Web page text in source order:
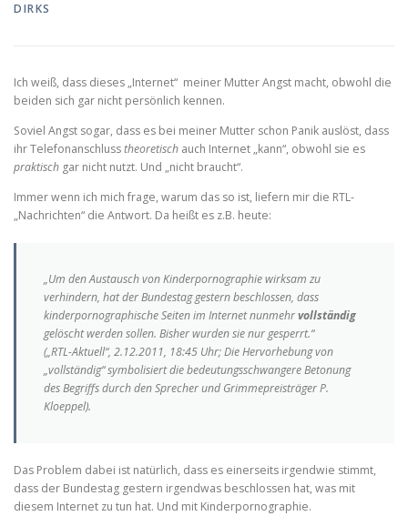
DIRKS
Ich weiß, dass dieses „Internet“ meiner Mutter Angst macht, obwohl die
beiden sich gar nicht persönlich kennen.
Soviel Angst sogar, dass es bei meiner Mutter schon Panik auslöst, dass
ihr Telefonanschlusstheoretisch auch Internet „kann“, obwohl sie es
praktisch gar nicht nutzt. Und „nicht braucht“.
Immer wenn ich mich frage, warum das so ist, liefern mir die RTL-
„Nachrichten“ die Antwort. Da heißt es z.B. heute:
„Um den Austausch von Kinderpornographie wirksam zu
verhindern, hat der Bundestag gestern beschlossen, dass
kinderpornographische Seiten im Internet nunmehrvollständig
gelöscht werden sollen. Bisher wurden sie nur gesperrt.“
(„RTL-Aktuell“, 2.12.2011, 18:45 Uhr; Die Hervorhebung von
„vollständig“ symbolisiert die bedeutungsschwangere Betonung
des Begriffs durch den Sprecher und Grimmepreisträger P.
Kloeppel).
Das Problem dabei ist natürlich, dass es einerseits irgendwie stimmt,
dass der Bundestag gestern irgendwas beschlossen hat, was mit
diesem Internet zu tun hat. Und mit Kinderpornographie.